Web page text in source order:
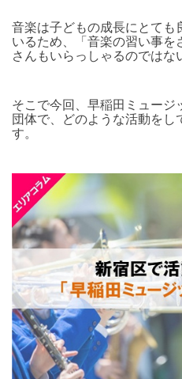
音楽は子どもの成長にとても
いるため、「音楽の習い事を
さんもいらっしゃるのではな
そこで今回、早稲田ミュージ
団体で、どのような活動をし
す。